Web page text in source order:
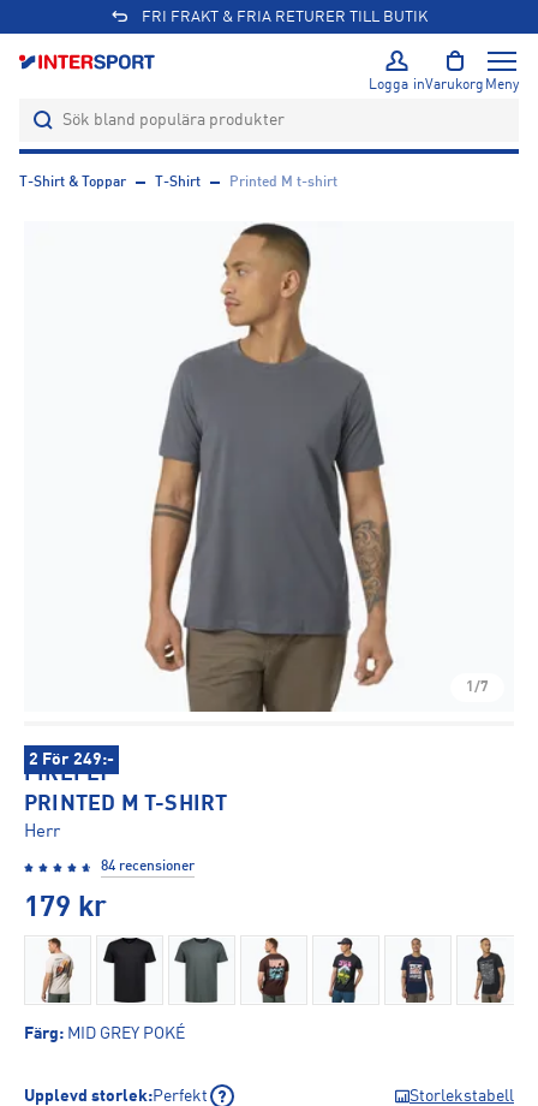
FRI FRAKT & FRIA RETURER TILL BUTIK
Logga inVarukorg Meny
T-Shirt & Toppar T-Shirt Printed M t-shirt
1/7
2 För 249:-
FIREFLY
PRINTED M T-SHIRT
Herr
84 recensioner
179 kr
Färg: MID GREY POKÉ
Upplevd storlek:Perfekt Storlekstabell